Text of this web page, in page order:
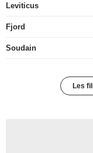
Leviticus
Fjord
Soudain
Les